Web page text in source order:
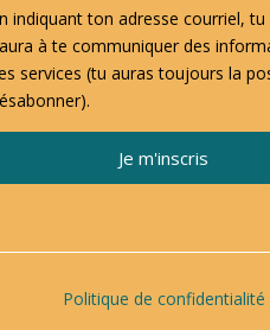
indiquant ton adresse courriel,
à te communiquer des
services (tu auras toujours la
Je m'inscris
Politique de confidentialité